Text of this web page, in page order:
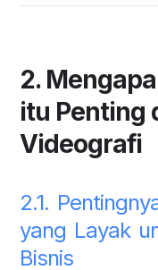
2.
itu Penting
Videografi
2.1.
yang Layak
Bisnis